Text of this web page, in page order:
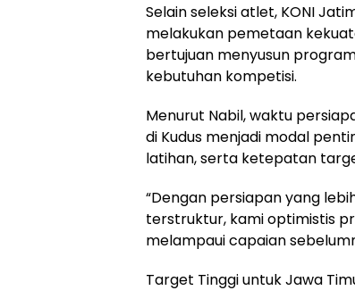
Selain seleksi atlet, KONI
melakukan pemetaan
bertujuan menyusun
kebutuhan kompetisi.
Menurut Nabil, waktu
di Kudus menjadi modal
latihan, serta ketepatan
“Dengan persiapan yang
terstruktur, kami optimistis
melampaui capaian
Target Tinggi untuk Jawa